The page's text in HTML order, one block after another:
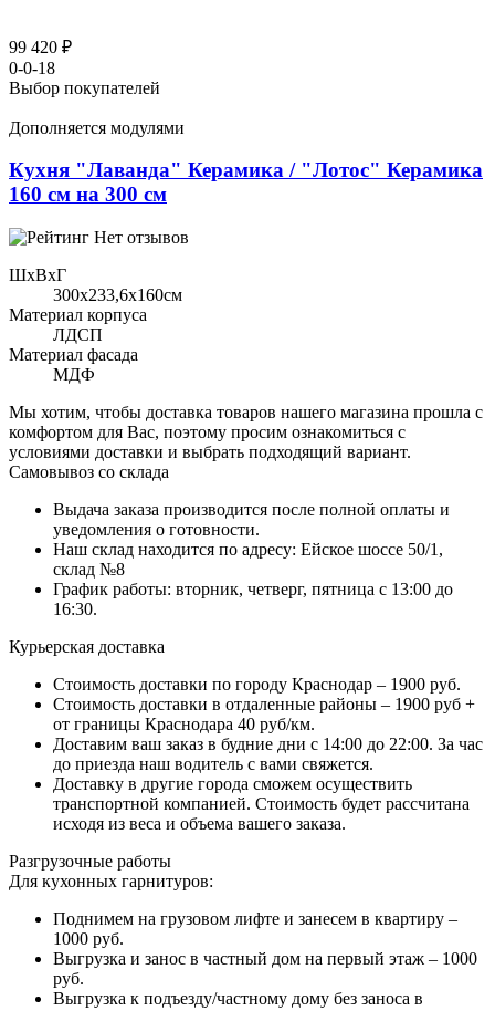
99 420 ₽
0-0-18
Выбор покупателей
Дополняется модулями
Кухня "Лаванда" Керамика / "Лотос" Керамика
160 см на 300 см
Нет отзывов
ШхВхГ
300x233,6х160см
Материал корпуса
ЛДСП
Материал фасада
МДФ
Мы хотим, чтобы доставка товаров нашего магазина прошла с
комфортом для Вас, поэтому просим ознакомиться с
условиями доставки и выбрать подходящий вариант.
Самовывоз со склада
Выдача заказа производится после полной оплаты и
уведомления о готовности.
Наш склад находится по адресу: Ейское шоссе 50/1,
склад №8
График работы: вторник, четверг, пятница с 13:00 до
16:30.
Курьерская доставка
Стоимость доставки по городу Краснодар – 1900 руб.
Стоимость доставки в отдаленные районы – 1900 руб +
от границы Краснодара 40 руб/км.
Доставим ваш заказ в будние дни с 14:00 до 22:00. За час
до приезда наш водитель с вами свяжется.
Доставку в другие города сможем осуществить
транспортной компанией. Стоимость будет рассчитана
исходя из веса и объема вашего заказа.
Разгрузочные работы
Для кухонных гарнитуров:
Поднимем на грузовом лифте и занесем в квартиру –
1000 руб.
Выгрузка и занос в частный дом на первый этаж – 1000
руб.
Выгрузка к подъезду/частному дому без заноса в